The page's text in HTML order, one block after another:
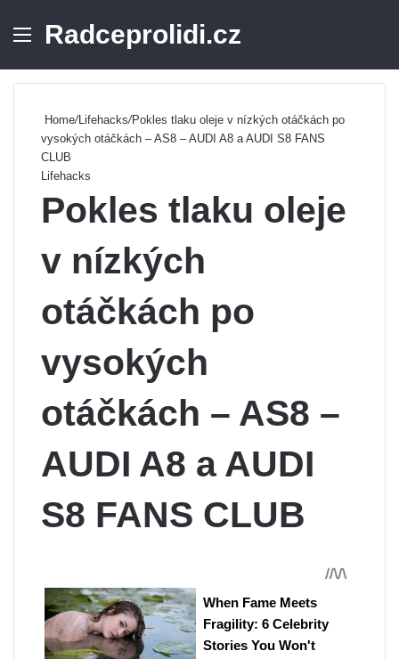
Menu
Radceprolidi.cz
Home/Lifehacks/Pokles tlaku oleje v nízkých otáčkách po
vysokých otáčkách – AS8 – AUDI A8 a AUDI S8 FANS
CLUB
Lifehacks
Pokles tlaku oleje
v nízkých
otáčkách po
vysokých
otáčkách – AS8 –
AUDI A8 a AUDI
S8 FANS CLUB